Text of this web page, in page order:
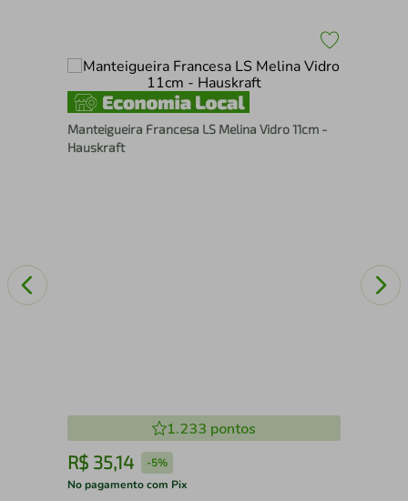
Manteigueira Francesa LS Melina Vidro 11cm -
Hauskraft
1.233 pontos
R$ 35,14 -5%
No pagamento com Pix